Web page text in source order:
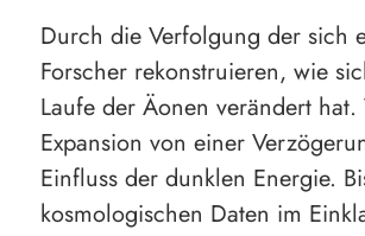
Durch die Verfolgung der sich
Forscher rekonstruieren, wie
Laufe der Äonen verändert
Expansion von einer
Einfluss der dunklen Energie.
kosmologischen Daten im